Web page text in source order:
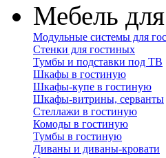
Мебель
Модульные системы для
Стенки для гостиных
Тумбы и подставки под ТВ
Шкафы в гостиную
Шкафы-купе в гостиную
Шкафы-витрины, серванты
Стеллажи в гостиную
Комоды в гостиную
Тумбы в гостиную
Диваны и диваны-кровати